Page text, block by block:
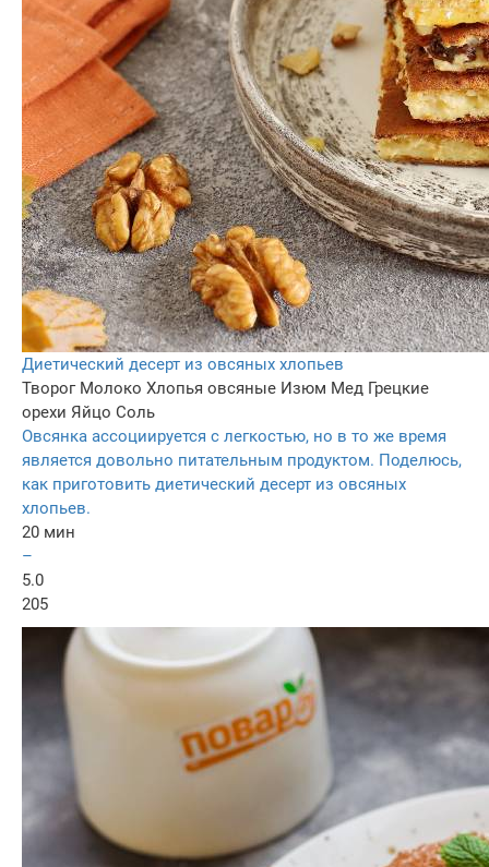
Диетический десерт из овсяных хлопьев
Творог Молоко Хлопья овсяные Изюм Мед Грецкие
орехи Яйцо Соль
Овсянка ассоциируется с легкостью, но в то же время
является довольно питательным продуктом. Поделюсь,
как приготовить диетический десерт из овсяных
хлопьев.
20 мин
–
5.0
205